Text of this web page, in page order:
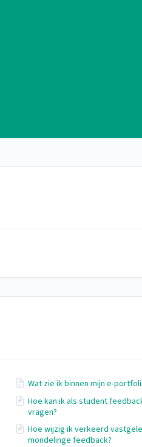
Wat zie ik binnen mijn e-
Hoe kan ik als student
vragen?
Hoe wijzig ik verkeerd
mondelinge feedback?